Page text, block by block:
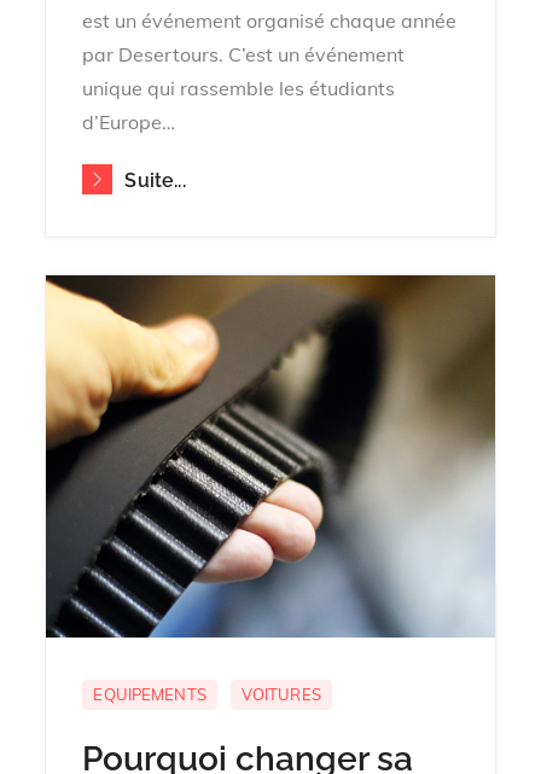
est un événement organisé chaque année
par Desertours. C’est un événement
unique qui rassemble les étudiants
d’Europe…
Suite...
EQUIPEMENTS VOITURES
Pourquoi changer sa